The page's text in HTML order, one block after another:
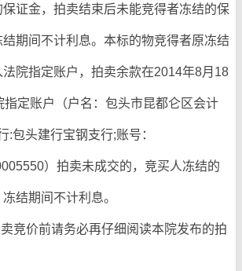
证金，拍卖结束后未能竞得者冻结的保
期间不计利息。本标的物竞得者原冻结
院指定账户，拍卖余款在2014年8月18
指定账户（户名：包头市昆都仑区会计
:包头建行宝钢支行;账号：
）拍卖未成交的，竞买人冻结的
结期间不计利息。
竞价前请务必再仔细阅读本院发布的拍